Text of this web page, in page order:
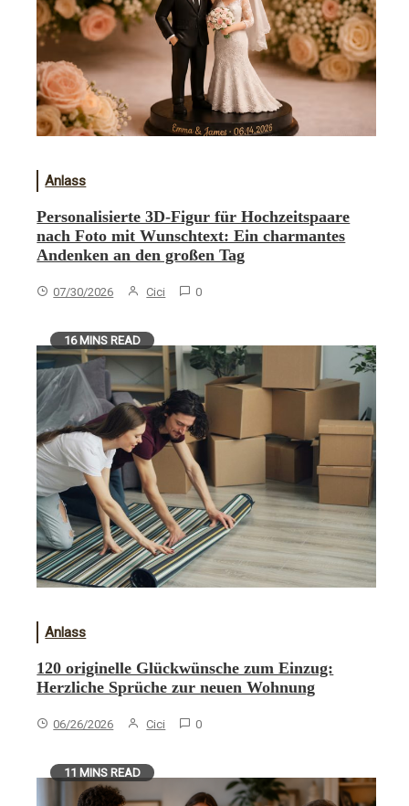
Anlass
Personalisierte 3D-Figur für Hochzeitspaare
nach Foto mit Wunschtext: Ein charmantes
Andenken an den großen Tag
07/30/2026 Cici 0
16 MINS READ
Anlass
120 originelle Glückwünsche zum Einzug:
Herzliche Sprüche zur neuen Wohnung
06/26/2026 Cici 0
11 MINS READ